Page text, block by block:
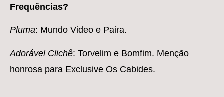
Frequências?
Pluma: Mundo Video e Paira.
Adorável Clichê: Torvelim e Bomfim. Menção
honrosa para Exclusive Os Cabides.